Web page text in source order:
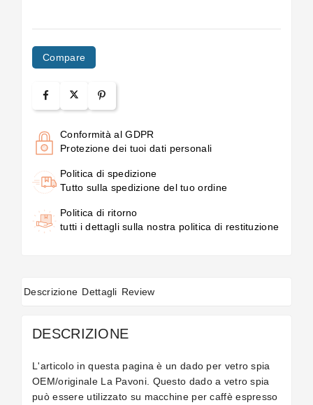
Compare
Conformità al GDPR
Protezione dei tuoi dati personali
Politica di spedizione
Tutto sulla spedizione del tuo ordine
Politica di ritorno
tutti i dettagli sulla nostra politica di restituzione
Descrizione Dettagli Review
DESCRIZIONE
L'articolo in questa pagina è un dado per vetro spia
OEM/originale La Pavoni. Questo dado a vetro spia
può essere utilizzato su macchine per caffè espresso